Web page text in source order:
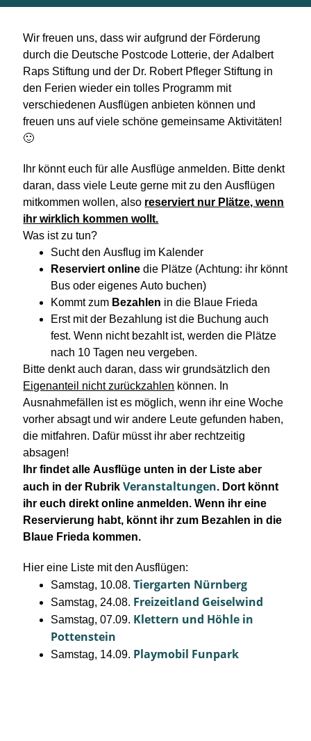
Wir freuen uns, dass wir aufgrund der Förderung
durch die Deutsche Postcode Lotterie, der Adalbert
Raps Stiftung und der Dr. Robert Pfleger Stiftung in
den Ferien wieder ein tolles Programm mit
verschiedenen Ausflügen anbieten können und
freuen uns auf viele schöne gemeinsame Aktivitäten!
🙂
Ihr könnt euch für alle Ausflüge anmelden. Bitte denkt
daran, dass viele Leute gerne mit zu den Ausflügen
mitkommen wollen, also reserviert nur Plätze, wenn
ihr wirklich kommen wollt.
Was ist zu tun?
Sucht den Ausflug im Kalender
Reserviert online die Plätze (Achtung: ihr könnt
Bus oder eigenes Auto buchen)
Kommt zum Bezahlen in die Blaue Frieda
Erst mit der Bezahlung ist die Buchung auch
fest. Wenn nicht bezahlt ist, werden die Plätze
nach 10 Tagen neu vergeben.
Bitte denkt auch daran, dass wir grundsätzlich den
Eigenanteil nicht zurückzahlen können. In
Ausnahmefällen ist es möglich, wenn ihr eine Woche
vorher absagt und wir andere Leute gefunden haben,
die mitfahren. Dafür müsst ihr aber rechtzeitig
absagen!
Ihr findet alle Ausflüge unten in der Liste aber
auch in der RubrikVeranstaltungen. Dort könnt
ihr euch direkt online anmelden. Wenn ihr eine
Reservierung habt, könnt ihr zum Bezahlen in die
Blaue Frieda kommen.
Hier eine Liste mit den Ausflügen:
Samstag, 10.08.Tiergarten Nürnberg
Samstag, 24.08. Freizeitland Geiselwind
Samstag, 07.09. Klettern und Höhle in
Pottenstein
Samstag, 14.09. Playmobil Funpark